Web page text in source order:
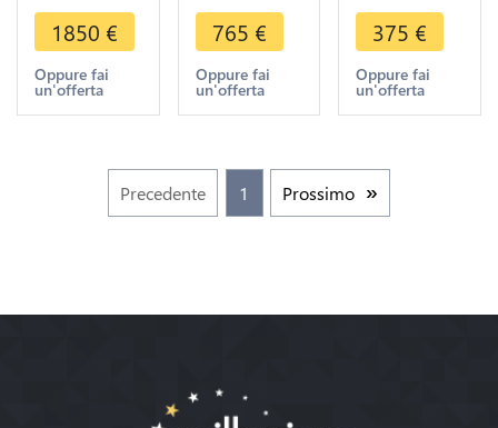
Ethiopia
Haile
Selassie I Or
Gold 1930
1850 €
Oppure fai
un'offerta
Prise
Mogador
Essaouira
Prince
765 €
Oppure fai
un'offerta
Tunisie
Colonies
Afrique 50
ans Alger
375 €
Oppure fai
un'offerta
Precedente 1 Prossimo